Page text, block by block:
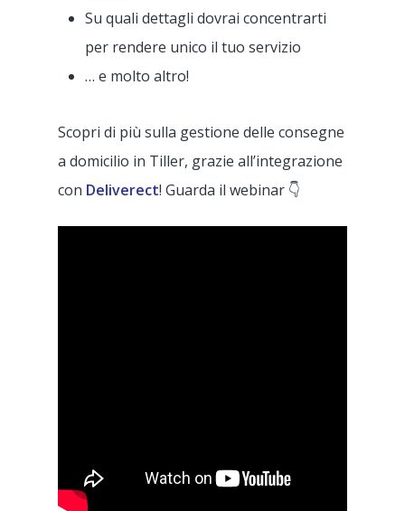
Su quali dettagli dovrai concentrarti
per rendere unico il tuo servizio
… e molto altro!
Scopri di più sulla gestione delle consegne
a domicilio in Tiller, grazie all’integrazione
con Deliverect! Guarda il webinar 👇